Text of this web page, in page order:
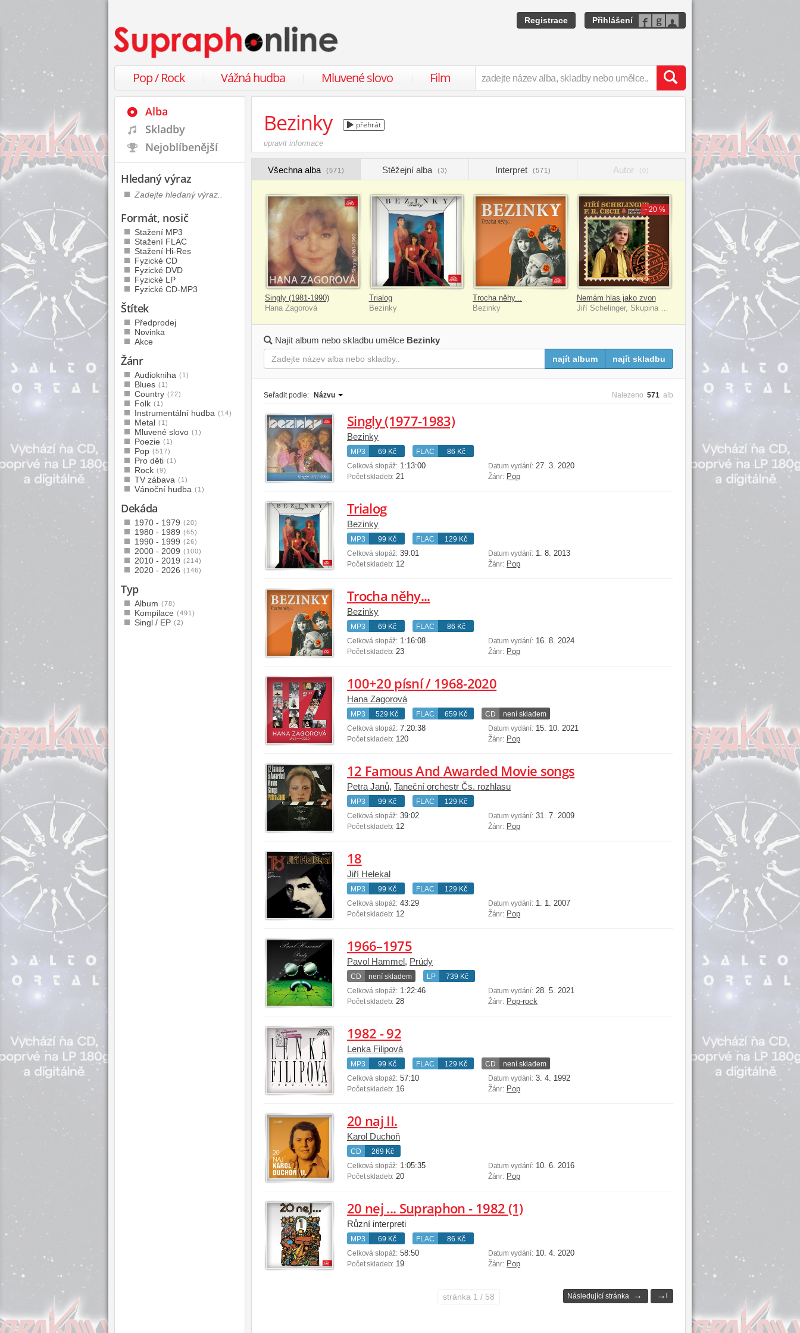
Registrace Přihlášení
Pop / Rock Vážná hudba Mluvené slovo Film
Bezinky přehrát
upravit informace
Všechna alba (571) Stěžejní alba (3) Interpret (571) Autor (0)
Singly (1981-1990)
Hana Zagorová
Trialog
Bezinky
Trocha něhy...
Bezinky
- 20 %
Nemám hlas jako zvon
Najít album nebo skladbu umělce Bezinky
najít album najít skladbu
Seřadit podle: Názvu Nalezeno 571 alb
Singly (1977-1983)
Bezinky
MP3 69 Kč FLAC
86 Kč
Celková stopáž: 1:13:00
Počet skladeb: 21
Datum vydání: 27. 3. 2020
Žánr: Pop
Trialog
Bezinky
MP3 99 Kč FLAC
129 Kč
Celková stopáž: 39:01
Počet skladeb: 12
Datum vydání: 1. 8. 2013
Žánr: Pop
Trocha něhy...
Bezinky
MP3 69 Kč FLAC
86 Kč
Celková stopáž: 1:16:08
Počet skladeb: 23
Datum vydání: 16. 8. 2024
Žánr: Pop
100+20 písní / 1968-2020
Hana Zagorová
MP3 529 Kč FLAC 659 Kč CD
není skladem
Celková stopáž: 7:20:38
Počet skladeb: 120
Datum vydání: 15. 10. 2021
Žánr: Pop
12 Famous And Awarded Movie songs
Petra Janů,Taneční orchestr Čs. rozhlasu
MP3 99 Kč FLAC
129 Kč
Celková stopáž: 39:02
Počet skladeb: 12
Datum vydání: 31. 7. 2009
Žánr: Pop
18
Jiří Helekal
MP3 99 Kč FLAC
129 Kč
Celková stopáž: 43:29
Počet skladeb: 12
Datum vydání: 1. 1. 2007
Žánr: Pop
1966–1975
Pavol Hammel, Prúdy
CD není skladem LP
739 Kč
Celková stopáž: 1:22:46
Počet skladeb: 28
Datum vydání: 28. 5. 2021
Žánr: Pop-rock
1982 - 92
Lenka Filipová
MP3 99 Kč FLAC 129 Kč CD
není skladem
Celková stopáž: 57:10
Počet skladeb: 16
Datum vydání: 3. 4. 1992
Žánr: Pop
20 naj II.
Karol Duchoň
CD
269 Kč
Celková stopáž: 1:05:35
Počet skladeb: 20
Datum vydání: 10. 6. 2016
Žánr: Pop
20 nej ... Supraphon - 1982 (1)
Různí interpreti
MP3 69 Kč FLAC
86 Kč
Celková stopáž: 58:50
Počet skladeb: 19
Datum vydání: 10. 4. 2020
Žánr: Pop
stránka 1 / 58 Následující stránka → →
Alba
Skladby
Nejoblíbenější
Hledaný výraz
Formát, nosič
Stažení MP3
Stažení FLAC
Stažení Hi-Res
Fyzické CD
Fyzické DVD
Fyzické LP
Fyzické CD-MP3
Štítek
Předprodej
Novinka
Akce
Žánr
Audiokniha (1)
Blues (1)
Country (22)
Folk (1)
Instrumentální hudba (14)
Metal (1)
Mluvené slovo (1)
Poezie (1)
Pop (517)
Pro děti (1)
Rock (9)
TV zábava (1)
Vánoční hudba (1)
Dekáda
1970 - 1979 (20)
1980 - 1989 (65)
1990 - 1999 (26)
2000 - 2009 (100)
2010 - 2019 (214)
2020 - 2026 (146)
Typ
Album (78)
Kompilace (491)
Singl / EP (2)